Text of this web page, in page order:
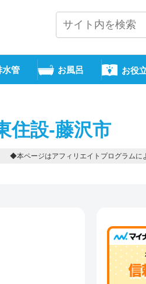
水管 お風呂 お役
住設-藤沢市
◆本ページはアフィリエイトプログラムに